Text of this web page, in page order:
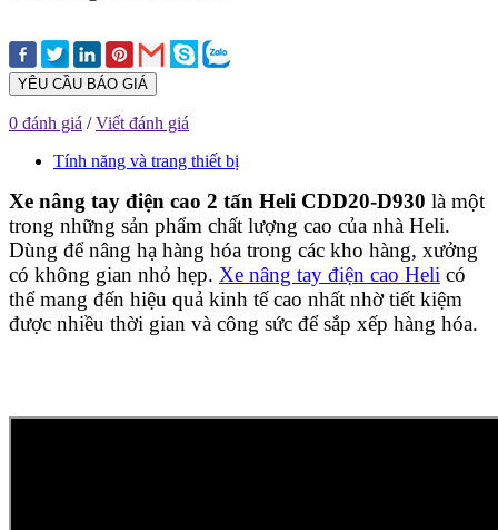
YÊU CẦU BÁO GIÁ
0 đánh giá /Viết đánh giá
Tính năng và trang thiết bị
Xe nâng tay điện cao 2 tấn Heli CDD20-D930 là một
trong những sản phẩm chất lượng cao của nhà Heli.
Dùng để nâng hạ hàng hóa trong các kho hàng, xưởng
có không gian nhỏ hẹp. Xe nâng tay điện cao Heli có
thể mang đến hiệu quả kinh tế cao nhất nhờ tiết kiệm
được nhiều thời gian và công sức để sắp xếp hàng hóa.